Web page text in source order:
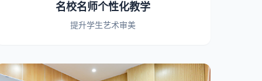
名校名师个性化教学
提升学生艺术审美